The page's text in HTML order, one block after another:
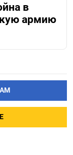
в
армию